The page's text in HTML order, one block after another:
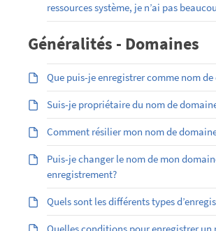
ressources système, je n’ai pas
Généralités - Domaines
Que puis-je enregistrer comme nom
Suis-je propriétaire du nom de
Comment résilier mon nom de
Puis-je changer le nom de mon
enregistrement?
Quels sont les différents types